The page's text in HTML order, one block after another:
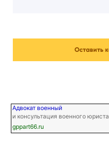
Адвокат военный
и консультация военного
gppart66.ru